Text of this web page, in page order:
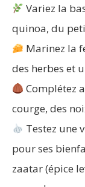
Variez la
quinoa, du
Marinez la
des herbes et
Complétez
courge, des
Testez une
pour ses
zaatar (épice